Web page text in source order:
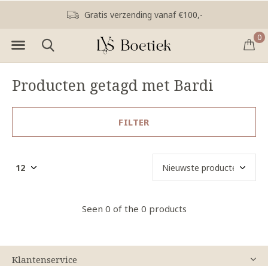
0
Gratis verzending vanaf €100,-
Producten getagd met Bardi
FILTER
Seen 0 of the 0 products
Klantenservice